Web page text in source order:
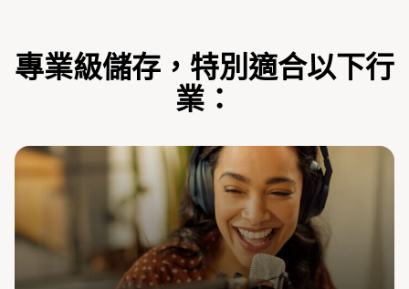
專業級儲存，特別適合以下行
業：